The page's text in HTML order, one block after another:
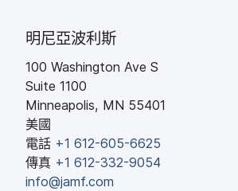
明尼亞波利斯
100 Washington Ave S
Suite 1100
Minneapolis, MN 55401
美國
電話 +1 612-605-6625
傳真 +1 612-332-9054
info@jamf.com